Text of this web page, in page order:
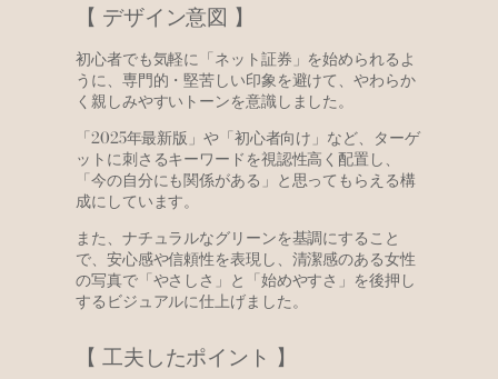
【 デザイン意図 】
初心者でも気軽に「ネット証券」を始められるよ
うに、専門的・堅苦しい印象を避けて、やわらか
く親しみやすいトーンを意識しました。
「2025年最新版」や「初心者向け」など、ターゲ
ットに刺さるキーワードを視認性高く配置し、
「今の自分にも関係がある」と思ってもらえる構
成にしています。
また、ナチュラルなグリーンを基調にすること
で、安心感や信頼性を表現し、清潔感のある女性
の写真で「やさしさ」と「始めやすさ」を後押し
するビジュアルに仕上げました。
【 工夫したポイント 】